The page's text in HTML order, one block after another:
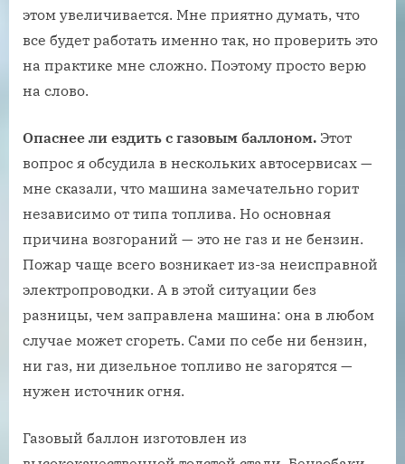
этом увеличивается. Мне приятно думать, что
все будет работать именно так, но проверить это
на практике мне сложно. Поэтому просто верю
на слово.
Опаснее ли ездить с газовым баллоном. Этот
вопрос я обсудила в нескольких автосервисах —
мне сказали, что машина замечательно горит
независимо от типа топлива. Но основная
причина возгораний — это не газ и не бензин.
Пожар чаще всего возникает из-за неисправной
электропроводки. А в этой ситуации без
разницы, чем заправлена машина: она в любом
случае может сгореть. Сами по себе ни бензин,
ни газ, ни дизельное топливо не загорятся —
нужен источник огня.
Газовый баллон изготовлен из